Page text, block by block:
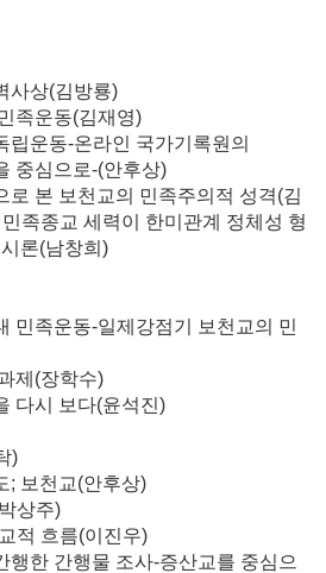
사상(김방룡)
족운동(김재영)
립운동-온라인 국가기록원의
중심으로-(안후상)
로 본 보천교의 민족주의적 성격(김
족종교 세력이 한미관계 정체성 형
론(남창희)
민족운동-일제강점기 보천교의 민
제(장학수)
다시 보다(윤석진)
)
; 보천교(안후상)
상주)
적 흐름(이진우)
행한 간행물 조사-증산교를 중심으